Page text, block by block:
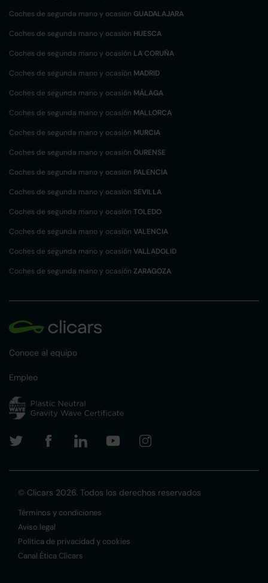
Coches de segunda mano y ocasión GUADALAJARA
Coches de segunda mano y ocasión HUESCA
Coches de segunda mano y ocasión LA CORUÑA
Coches de segunda mano y ocasión MADRID
Coches de segunda mano y ocasión MÁLAGA
Coches de segunda mano y ocasión MALLORCA
Coches de segunda mano y ocasión MURCIA
Coches de segunda mano y ocasión OURENSE
Coches de segunda mano y ocasión PALENCIA
Coches de segunda mano y ocasión SEVILLA
Coches de segunda mano y ocasión TOLEDO
Coches de segunda mano y ocasión VALENCIA
Coches de segunda mano y ocasión VALLADOLID
Coches de segunda mano y ocasión ZARAGOZA
Conoce al equipo
Empleo
© Clicars 2026. Todos los derechos reservados
Términos y condiciones
Aviso legal
Política de privacidad y cookies
Canal Ética Clicars